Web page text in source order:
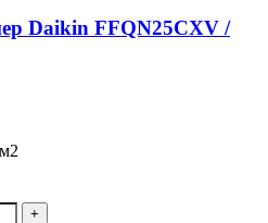
Daikin FFQN25CXV /